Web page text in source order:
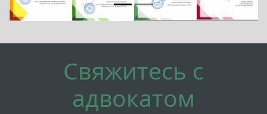
Свяжитесь с
адвокатом